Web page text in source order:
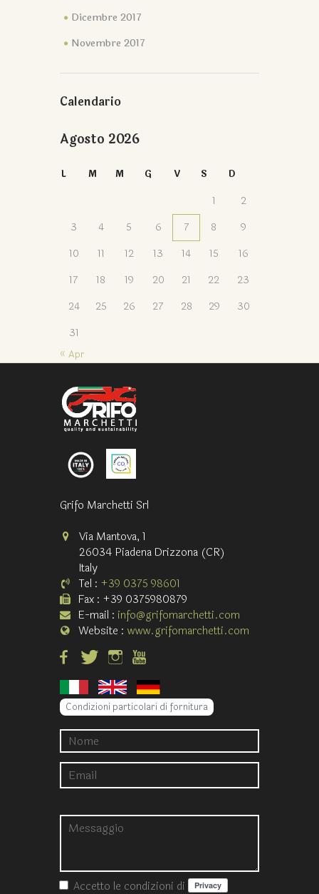
Dicembre 2017
Novembre 2017
Calendario
Agosto 2026
L M M G V S D
1
2
3
4 5 6 7 8
9
10
11 12 13 14 15
16
17
18 19 20 21 22
23
24
25 26 27 28 29
30
31
« Apr
Grifo Marchetti Srl
Via Mantova, 1
26034 Piadena Drizzona (CR)
Italy
Tel : +39 0375 98601
Fax : +39 0375980879
E-mail : info@grifomarchetti.com
Website : www.grifomarchetti.com
Condizioni particolari di fornitura
Accetto le condizioni di